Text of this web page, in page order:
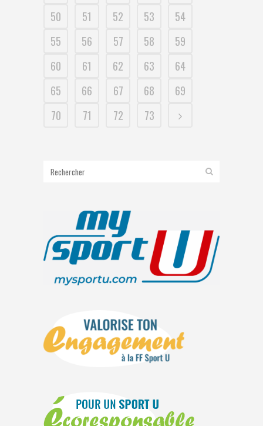
50
51 52 53
54
55
56 57 58
59
60
61 62 63
64
65
66 67 68
69
70
71 72 73